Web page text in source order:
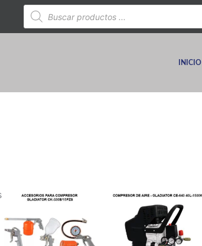
Búsqueda
de
productos
INICIO